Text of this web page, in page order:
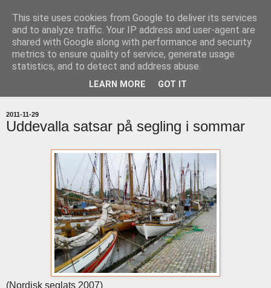
uddevallabloggen.se
med stort och smått från Uddevallas horisont
2011-11-29
Uddevalla satsar på segling i sommar
(Nordisk seglats 2007)
This site uses cookies from Google to deliver its services
and to analyze traffic. Your IP address and user-agent are
shared with Google along with performance and security
metrics to ensure quality of service, generate usage
statistics, and to detect and address abuse.
LEARN MORE GOT IT